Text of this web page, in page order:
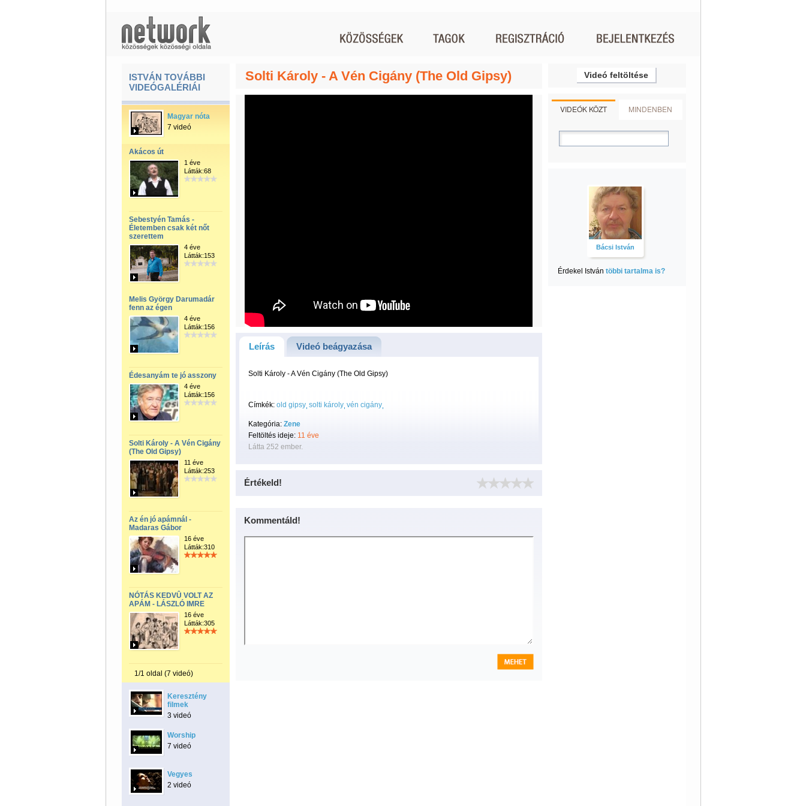
ISTVÁN TOVÁBBI
VIDEÓGALÉRIÁI
Magyar nóta
7 videó
Akácos út
1 éve
Látták:68
Sebestyén Tamás -
Életemben csak két nőt
szerettem
4 éve
Látták:153
Melis György Darumadár
fenn az égen
4 éve
Látták:156
Édesanyám te jó asszony
4 éve
Látták:156
Solti Károly - A Vén Cigány
(The Old Gipsy)
11 éve
Látták:253
Az én jó apámnál -
Madaras Gábor
16 éve
Látták:310
NÓTÁS KEDVÛ VOLT AZ
APÁM - LÁSZLÓ IMRE
16 éve
Látták:305
1/1 oldal (7 videó)
Keresztény
filmek
3 videó
Worship
7 videó
Vegyes
2 videó
Solti Károly - A Vén Cigány (The Old Gipsy)
Leírás Videó beágyazása
Solti Károly - A Vén Cigány (The Old Gipsy)
Címkék: old gipsy solti károly vén cigány
Kategória: Zene
Feltöltés ideje: 11 éve
Látta 252 ember.
Értékeld!
Kommentáld!
Videó feltöltése
VIDEÓK KÖZT MINDENBEN
Bácsi István
Érdekel István többi tartalma is?